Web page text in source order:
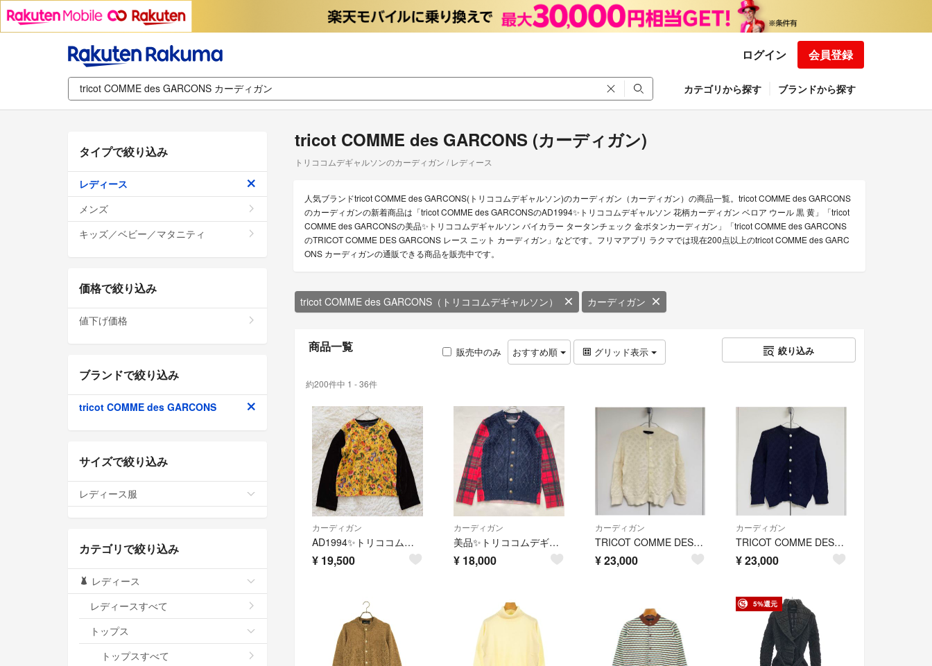
ログイン 会員登録
カテゴリから探す ブランドから探す
tricot COMME des GARCONS (カーディガン)
トリココムデギャルソンのカーディガン / レディース
人気ブランドtricot COMME des GARCONS(トリココムデギャルソン)のカーディガン（カーディガン）の商品一覧。tricot COMME des GARCONS
のカーディガンの新着商品は「tricot COMME des GARCONSのAD1994✨トリココムデギャルソン 花柄カーディガン ベロア ウール 黒 黄」「tricot
COMME des GARCONSの美品✨トリココムデギャルソン バイカラー タータンチェック 金ボタンカーディガン」「tricot COMME des GARCONS
のTRICOT COMME DES GARCONS レース ニット カーディガン」などです。フリマアプリ ラクマでは現在200点以上のtricot COMME des GARC
ONS カーディガンの通販できる商品を販売中です。
tricot COMME des GARCONS（トリココムデギャルソン） カーディガン
商品一覧 販売中のみ おすすめ順 グリッド表示 絞り込み
約200件中 1 - 36件
カーディガン
AD1994✨トリココムデギャルソン 花柄カーディガン ベロア ウール 黒 黄
¥ 19,500
カーディガン
美品✨トリココムデギャルソン バイカラー タータンチェック 金ボタンカーディガン
¥ 18,000
カーディガン
TRICOT COMME DES GARCONS レース ニット カーディガン
¥23,000
カーディガン
TRICOT COMME DES GARCONS レース ニット カーディガン
¥23,000
5%還元
タイプで絞り込み
レディース
メンズ
キッズ／ベビー／マタニティ
価格で絞り込み
値下げ価格
ブランドで絞り込み
tricot COMME des GARCONS
サイズで絞り込み
レディース服
カテゴリで絞り込み
レディース
レディースすべて
トップス
トップスすべて